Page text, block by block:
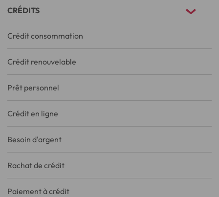
CRÉDITS
Crédit consommation
Crédit renouvelable
Prêt personnel
Crédit en ligne
Besoin d'argent
Rachat de crédit
Paiement à crédit